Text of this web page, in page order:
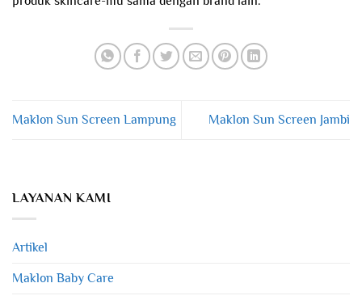
Maklon Sun Screen Lampung Maklon Sun Screen Jambi
LAYANAN KAMI
Artikel
Maklon Baby Care